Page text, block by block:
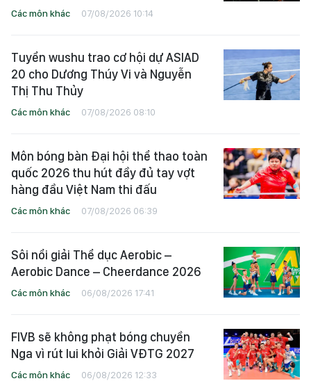
Các môn khác 07/08/2026 10:14
Tuyển wushu trao cơ hội dự ASIAD
20 cho Dương Thúy Vi và Nguyễn
Thị Thu Thủy
Các môn khác 07/08/2026 08:10
Môn bóng bàn Đại hội thể thao toàn
quốc 2026 thu hút đầy đủ tay vợt
hàng đầu Việt Nam thi đấu
Các môn khác 07/08/2026 06:39
Sôi nổi giải Thể dục Aerobic –
Aerobic Dance – Cheerdance 2026
Các môn khác 06/08/2026 17:41
FIVB sẽ không phạt bóng chuyền
Nga vì rút lui khỏi Giải VĐTG 2027
Các môn khác 06/08/2026 12:33